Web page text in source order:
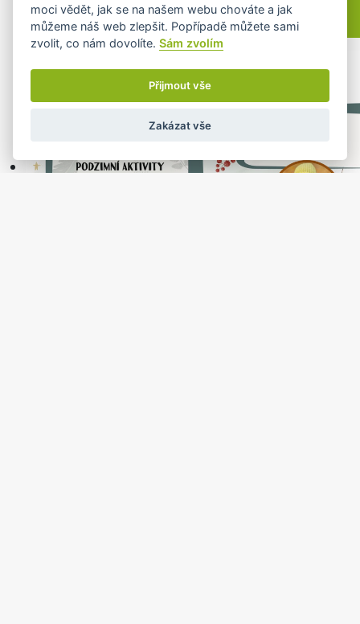
moci vědět, jak se na našem webu chováte a jak
můžeme náš web zlepšit. Popřípadě můžete sami
zvolit, co nám dovolíte.Sám zvolím
Přijmout vše
Zakázat vše